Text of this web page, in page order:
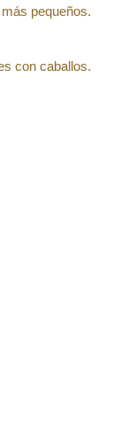
pequeños.
con caballos.